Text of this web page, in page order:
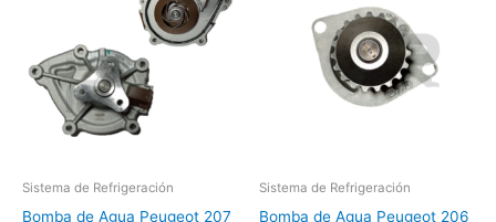
Sistema de Refrigeración
Bomba de Agua Peugeot 207
Sistema de Refrigeración
Bomba de Agua Peugeot 206